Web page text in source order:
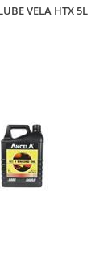
VELA HTX 5L